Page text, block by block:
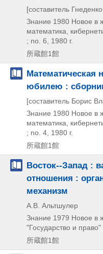
[составитель
Знание 1980 Новое в
математика,
; no. 6,
1980 г.
所蔵館1館
Математическая
юбилею :
[составитель Борис
Знание 1980 Новое в
математика,
; no. 4, 1980 г.
所蔵館1館
Восток--Запад :
отношения :
механизм
А.В. Альтшулер
Знание 1979 Новое в
"Государство и право"
所蔵館1館